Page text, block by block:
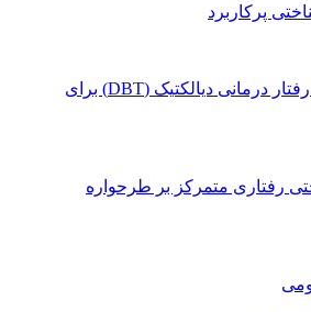
پرکاربرد
کارگاه تخصصی آموزش رفتار درمانی دیالکتیک (DBT) برای
رفتاری متمرکز بر طرحواره